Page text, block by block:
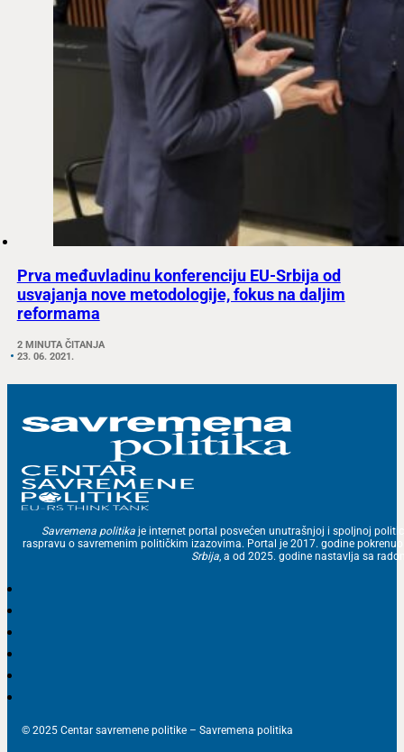
Prva međuvladinu konferenciju EU-Srbija od
usvajanja nove metodologije, fokus na daljim
reformama
2 MINUTA ČITANJA
23. 06. 2021.
Savremena politika je internet portal posvećen unutrašnjoj i spoljnoj
raspravu o savremenim političkim izazovima. Portal je 2017. godine
Srbija, a od 2025. godine nastavlja sa
© 2025 Centar savremene politike – Savremena politika